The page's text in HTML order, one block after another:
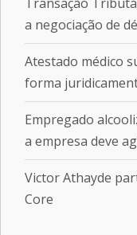
a negociação de
Atestado médico
forma
Empregado
a empresa deve
Victor Athayde
Core